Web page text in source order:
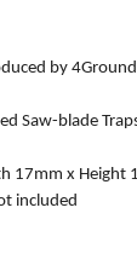
by
Saw-
17mm x Height
included